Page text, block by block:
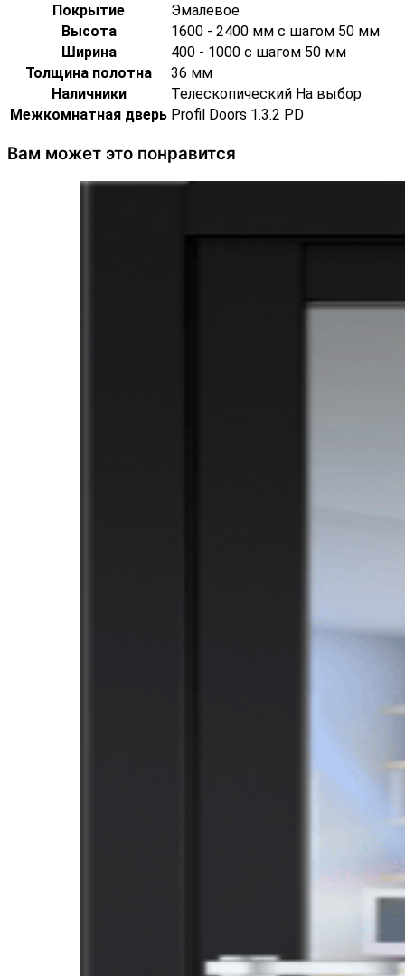
Покрытие
Эмалевое
Высота
1600 - 2400 мм с шагом 50 мм
Ширина
400 - 1000 с шагом 50 мм
Толщина полотна
36 мм
Наличники
Телескопический На выбор
Межкомнатная дверь Profil Doors 1.3.2 PD
Вам может это понравится